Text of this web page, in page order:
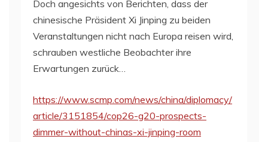
Doch angesichts von Berichten, dass der
chinesische Präsident Xi Jinping zu beiden
Veranstaltungen nicht nach Europa reisen wird,
schrauben westliche Beobachter ihre
Erwartungen zurück…
https://www.scmp.com/news/china/diplomacy/
article/3151854/cop26-g20-prospects-
dimmer-without-chinas-xi-jinping-room